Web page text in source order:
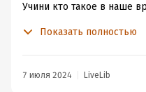
Учини кто такое в наше
политиков с
Показать полностью
7 июля 2024 LiveLib